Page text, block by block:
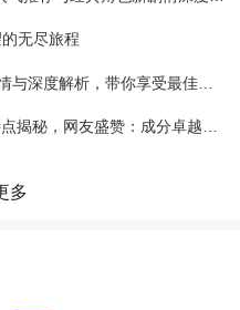
童收款机应用和疯狂的
无尽旅程
多